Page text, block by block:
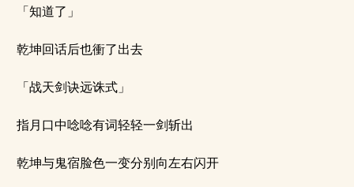
「知道了」
乾坤回话后也衝了出去
「战天剑诀远诛式」
指月口中唸唸有词轻轻一剑斩出
乾坤与鬼宿脸色一变分别向左右闪开